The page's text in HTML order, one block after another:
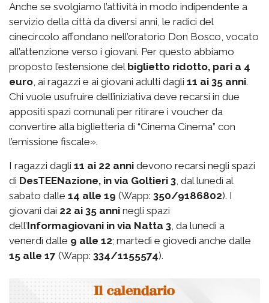
Anche se svolgiamo l’attività in modo indipendente a
servizio della città da diversi anni, le radici del
cinecircolo affondano nell’oratorio Don Bosco, vocato
all’attenzione verso i giovani. Per questo abbiamo
proposto l’estensione del biglietto ridotto, pari a 4
euro, ai ragazzi e ai giovani adulti dagli 11 ai 35 anni.
Chi vuole usufruire dell’iniziativa deve recarsi in due
appositi spazi comunali per ritirare i voucher da
convertire alla biglietteria di “Cinema Cinema” con
l’emissione fiscale».
I ragazzi dagli 11 ai 22 anni devono recarsi negli spazi
di DesTEENazione, in via Goltieri 3, dal lunedì al
sabato dalle 14 alle 19 (Wapp: 350/9186802). I
giovani dai 22 ai 35 anni negli spazi
dell’Informagiovani in via Natta 3, da lunedì a
venerdì dalle 9 alle 12; martedì e giovedì anche dalle
15 alle 17 (Wapp: 334/1155574).